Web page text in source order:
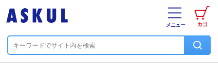
カゴ
メニュー